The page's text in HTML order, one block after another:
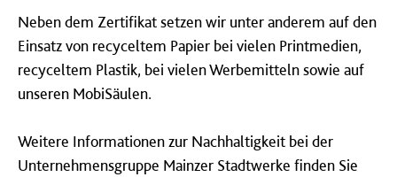
Neben dem Zertifikat setzen wir unter anderem auf den
Einsatz von recyceltem Papier bei vielen Printmedien,
recyceltem Plastik, bei vielen Werbemitteln sowie auf
unseren MobiSäulen.
Weitere Informationen zur Nachhaltigkeit bei der
Unternehmensgruppe Mainzer Stadtwerke finden Sie